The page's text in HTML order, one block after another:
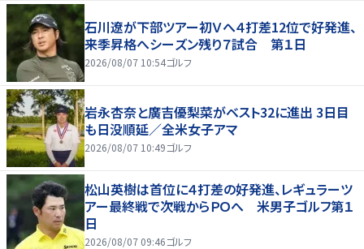
石川遼が下部ツアー初Ｖへ４打差12位で好発進、
来季昇格へシーズン残り７試合 第１日
2026/08/07 10:54ゴルフ
岩永杏奈と廣吉優梨菜がベスト32に進出 3日目
も日没順延／全米女子アマ
2026/08/07 10:49ゴルフ
松山英樹は首位に４打差の好発進、レギュラーツ
アー最終戦で次戦からＰＯへ 米男子ゴルフ第１
日
2026/08/07 09:46ゴルフ